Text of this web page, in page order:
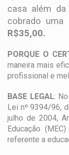
casa além
cobrado
R$35,00.
PORQUE O
maneira mais
profissional e
BASE LEGAL:
Lei nº 9394/96,
julho de 2004,
Educação
referente a